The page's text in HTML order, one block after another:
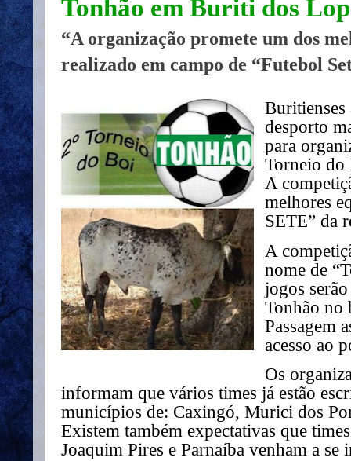
Tonhão em Buriti dos
“A organização promete um dos
realizado em campo de “Futebol
Buritienses
desporto
para
Torneio do
A
melhores
SETE” da
A
nome de
jogos
Tonhão no
Passagem
acesso ao
Os
informam que vários times já estão
municípios de: Caxingó, Murici dos
Existem também expectativas que
Joaquim Pires e Parnaíba venham a